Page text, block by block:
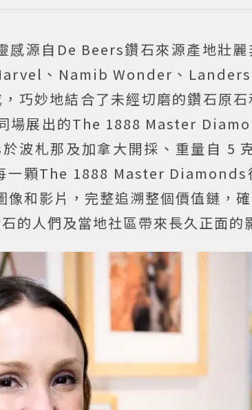
源自De Beers鑽石來源產地壯麗
、Namib Wonder、
巧妙地結合了未經切磨的鑽石原石
場展出的The 1888 Master
波札那及加拿大開採、重量自 5
一顆The 1888 Master Diamonds
和影片，完整追溯整個價值鏈，
的人們及當地社區帶來長久正面的